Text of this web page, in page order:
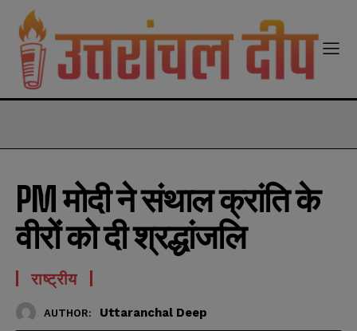
PM मोदी ने संथाल क्रांति के
वीरों को दी श्रद्धांजलि
राष्ट्रीय
AUTHOR: Uttaranchal Deep